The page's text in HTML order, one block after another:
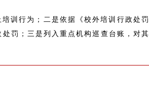
训行为；二是依据《校外培训行政处罚
罚；三是列入重点机构巡查台账，对其